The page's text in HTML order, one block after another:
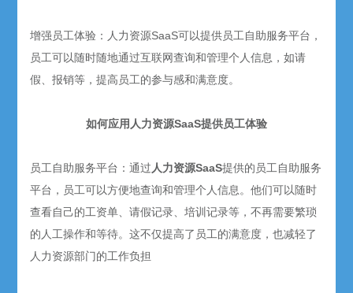
增强员工体验：人力资源SaaS可以提供员工自助服务平台，
员工可以随时随地通过互联网查询和管理个人信息，如请
假、报销等，提高员工的参与感和满意度。
如何应用人力资源SaaS提供员工体验
员工自助服务平台：通过人力资源SaaS提供的员工自助服务
平台，员工可以方便地查询和管理个人信息。他们可以随时
查看自己的工资单、请假记录、培训记录等，不再需要繁琐
的人工操作和等待。这不仅提高了员工的满意度，也减轻了
人力资源部门的工作负担